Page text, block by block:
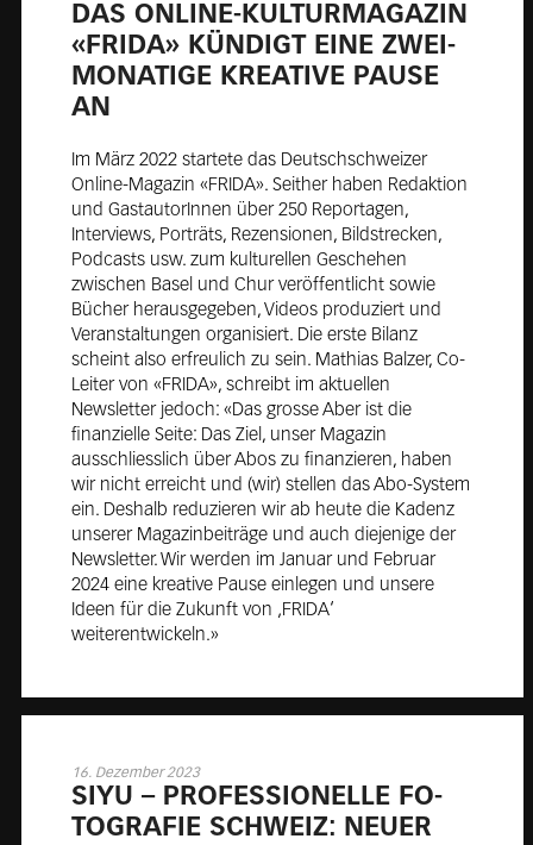
DAS ON­LINE-KUL­TUR­MA­GA­ZIN
«FRI­DA» KÜN­DIGT EI­NE ZWEI­
MO­NA­TI­GE KREA­TI­VE PAU­SE
AN
Im März 2022 startete das Deutschschweizer
Online-Magazin «FRIDA». Seither haben Redaktion
und GastautorInnen über 250 Reportagen,
Interviews, Porträts, Rezensionen, Bildstrecken,
Podcasts usw. zum kulturellen Geschehen
zwischen Basel und Chur veröffentlicht sowie
Bücher herausgegeben, Videos produziert und
Veranstaltungen organisiert. Die erste Bilanz
scheint also erfreulich zu sein. Mathias Balzer, Co-
Leiter von «FRIDA», schreibt im aktuellen
Newsletter jedoch: «Das grosse Aber ist die
finanzielle Seite: Das Ziel, unser Magazin
ausschliesslich über Abos zu finanzieren, haben
wir nicht erreicht und (wir) stellen das Abo-System
ein. Deshalb reduzieren wir ab heute die Kadenz
unserer Magazinbeiträge und auch diejenige der
Newsletter. Wir werden im Januar und Februar
2024 eine kreative Pause einlegen und unsere
Ideen für die Zukunft von ‚FRIDA‘
weiterentwickeln.»
16. Dezember 2023
SI­YU – PRO­FES­SIO­NEL­LE FO­
TO­GRA­FIE SCHWEIZ: NEU­ER